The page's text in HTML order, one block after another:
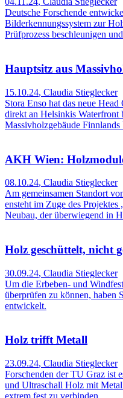
Deutsche Forschende
Bilderkennungssystem zur
Prüfprozess beschleunigen
Hauptsitz aus
15.10.24, Claudia Stieglecker
Stora Enso hat das neue
direkt an Helsinkis Waterfront
Massivholzgebäude Finnlands
AKH Wien:
08.10.24, Claudia Stieglecker
Am gemeinsamen Standort
ensteht im Zuge des Projektes
Neubau, der überwiegend in
Holz geschüttelt, nicht
30.09.24, Claudia Stieglecker
Um die Erbeben- und
überprüfen zu können, haben
entwickelt.
Holz trifft Metall
23.09.24, Claudia Stieglecker
Forschenden der TU Graz ist
und Ultraschall Holz mit
extrem fest zu verbinden.